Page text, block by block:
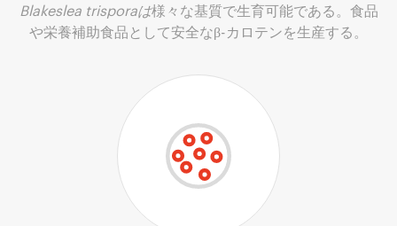
Blakeslea trisporaは様々な基質で生育可能である。食品
や栄養補助食品として安全なβ-カロテンを生産する。